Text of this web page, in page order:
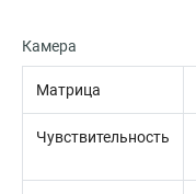
Камера
Матрица
Чувствительность